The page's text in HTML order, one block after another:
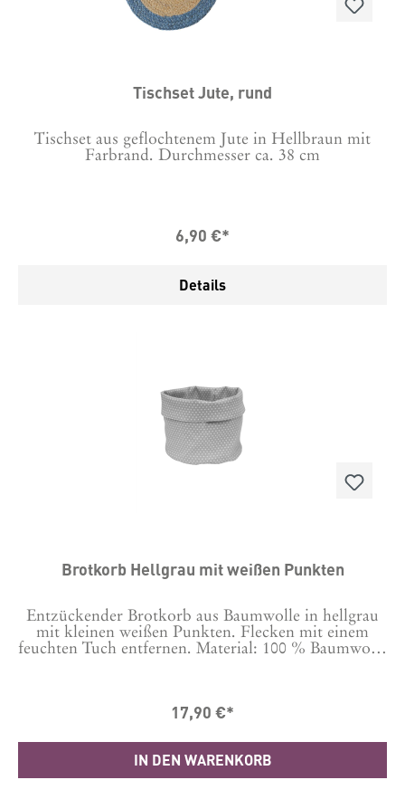
Tischset Jute, rund
Tischset aus geflochtenem Jute in Hellbraun mit
Farbrand. Durchmesser ca. 38 cm
6,90 €*
Details
Brotkorb Hellgrau mit weißen Punkten
Entzückender Brotkorb aus Baumwolle in hellgrau
mit kleinen weißen Punkten. Flecken mit einem
feuchten Tuch entfernen. Material: 100 % Baumwolle
17,90 €*
IN DEN WARENKORB